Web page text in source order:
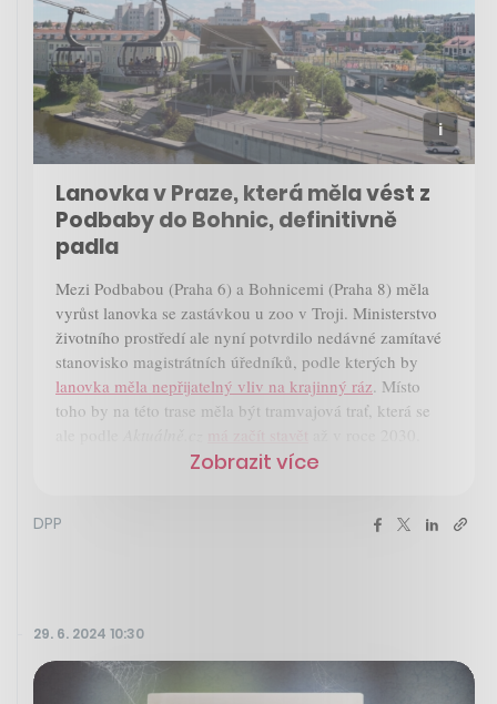
Lanovka v Praze, která měla vést z
Podbaby do Bohnic, definitivně
padla
Mezi Podbabou (Praha 6) a Bohnicemi (Praha 8) měla
vyrůst lanovka se zastávkou u zoo v Troji. Ministerstvo
životního prostředí ale nyní potvrdilo nedávné zamítavé
stanovisko magistrátních úředníků, podle kterých by
lanovka měla nepřijatelný vliv na krajinný ráz. Místo
toho by na této trase měla být tramvajová trať, která se
Zobrazit více
DPP
29. 6. 2024 10:30